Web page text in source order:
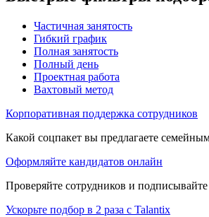
Частичная занятость
Гибкий график
Полная занятость
Полный день
Проектная работа
Вахтовый метод
Корпоративная поддержка сотрудников
Какой соцпакет вы предлагаете
Оформляйте кандидатов онлайн
Проверяйте сотрудников и
Ускорьте подбор в 2 раза с Talantix